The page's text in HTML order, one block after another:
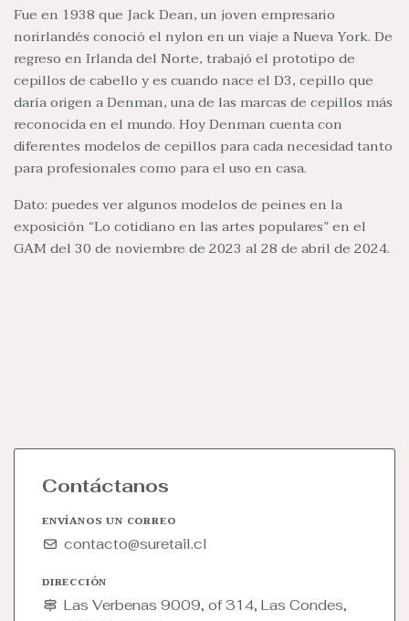
Fue en 1938 que Jack Dean, un joven empresario
norirlandés conoció el nylon en un viaje a Nueva York. De
regreso en Irlanda del Norte, trabajó el prototipo de
cepillos de cabello y es cuando nace el D3, cepillo que
daría origen a Denman, una de las marcas de cepillos más
reconocida en el mundo. Hoy Denman cuenta con
diferentes modelos de cepillos para cada necesidad tanto
para profesionales como para el uso en casa.
Dato: puedes ver algunos modelos de peines en la
exposición “Lo cotidiano en las artes populares” en el
GAM del 30 de noviembre de 2023 al 28 de abril de 2024.
Contáctanos
ENVÍANOS UN CORREO
contacto@suretail.cl
DIRECCIÓN
Las Verbenas 9009, of 314, Las Condes,